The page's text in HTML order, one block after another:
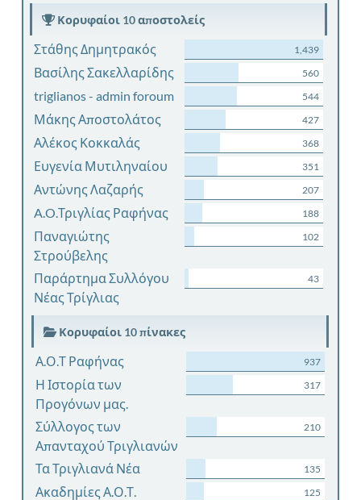
Κορυφαίοι 10 αποστολείς
Στάθης Δημητρακός 1,439
Βασίλης Σακελλαρίδης 560
triglianos - admin foroum 544
Μάκης Αποστολάτος 427
Αλέκος Κοκκαλάς 368
Ευγενία Μυτιληναίου 351
Αντώνης Λαζαρής 207
A.O.Τριγλίας Ραφήνας 188
Παναγιώτης
Στρούβελης
102
Παράρτημα Συλλόγου
Νέας Τρίγλιας
43
Κορυφαίοι 10 πίνακες
Α.Ο.Τ Ραφήνας 937
Η Ιστορία των
Προγόνων μας.
317
Σύλλογος των
Απανταχού Τριγλιανών
210
Τα Τριγλιανά Νέα 135
Ακαδημίες Α.Ο.Τ.
125